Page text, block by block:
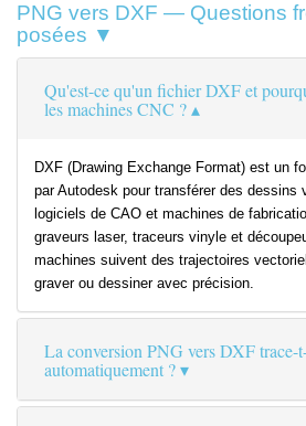
PNG vers DXF — Questions
posées ▼
Qu'est-ce qu'un fichier DXF et
les machines CNC ?
DXF (Drawing Exchange Format) est un
par Autodesk pour transférer des dessins
logiciels de CAO et machines de
graveurs laser, traceurs vinyle et
machines suivent des trajectoires
graver ou dessiner avec précision.
La conversion PNG vers DXF trace-
automatiquement ?